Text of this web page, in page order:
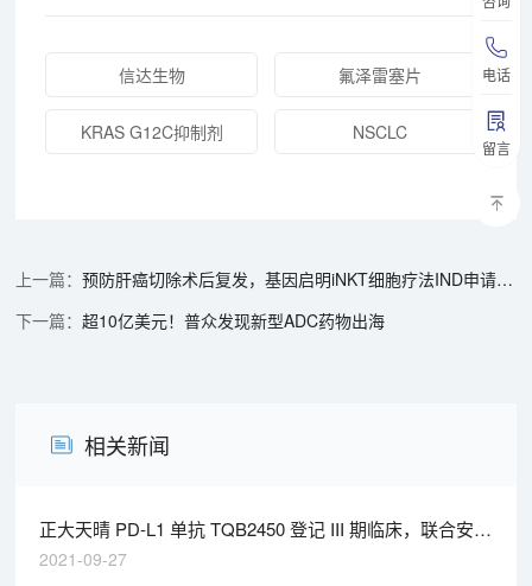
电话
留言
信达生物 氟泽雷塞片
KRAS G12C抑制剂 NSCLC
预防肝癌切除术后复发，基因启明iNKT细胞疗法IND申请获批
超10亿美元！普众发现新型ADC药物出海
相关新闻
正大天晴 PD-L1 单抗 TQB2450 登记 III 期临床，联合安罗
替尼一线治疗 NSCLC
2021-09-27